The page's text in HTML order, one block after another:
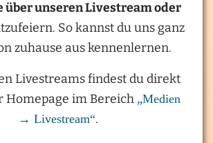
über unseren Livestream oder
So kannst du uns ganz
zuhause aus kennenlernen.
Livestreams findest du direkt
Homepage im Bereich „Medien
→ Livestream“.